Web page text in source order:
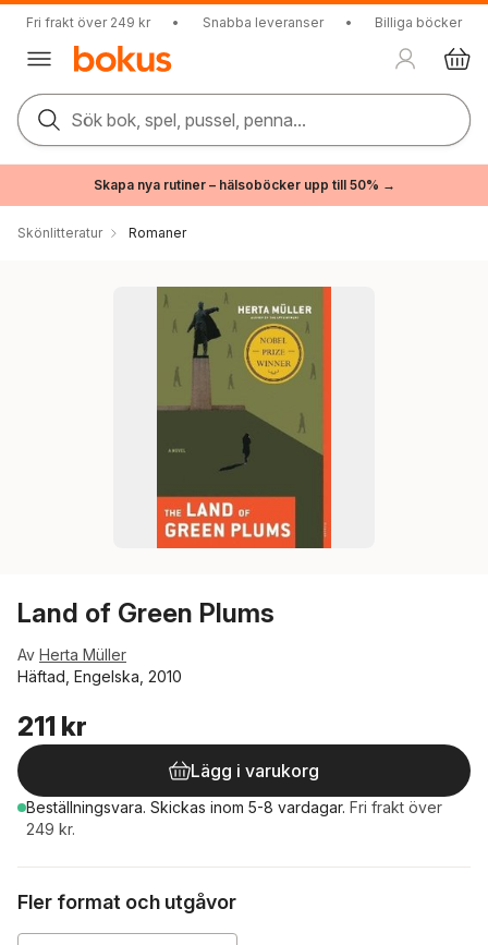
Fri frakt över 249 kr • Snabba leveranser • Billiga böcker
Sök bok, spel, pussel, penna...
Skapa nya rutiner – hälsoböcker upp till 50% →
Skönlitteratur Romaner
Land of Green Plums
Av Herta Müller
Häftad, Engelska, 2010
211 kr
Lägg i varukorg
Beställningsvara. Skickas inom 5-8 vardagar. Fri frakt över
249 kr.
Fler format och utgåvor